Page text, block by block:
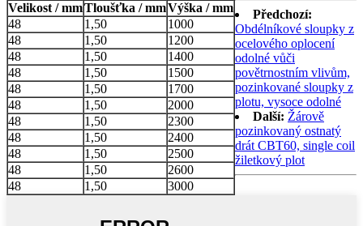
Velikost / mmTloušťka / mmVýška / mm
48
1,50
1000
48
1,50
1200
48
1,50
1400
48
1,50
1500
48
1,50
1700
48
1,50
2000
48
1,50
2300
48
1,50
2400
48
1,50
2500
48
1,50
2600
48
1,50 3000
Předchozí:
Obdélníkové sloupky z
ocelového oplocení
odolné vůči
povětrnostním vlivům,
pozinkované sloupky z
plotu, vysoce odolné
Další: Žárově
pozinkovaný ostnatý
drát CBT60, single coil
žiletkový plot